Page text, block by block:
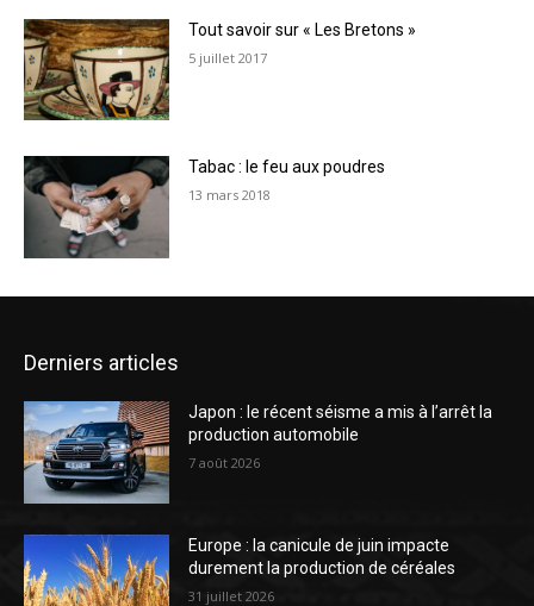
Tout savoir sur « Les Bretons »
5 juillet 2017
Tabac : le feu aux poudres
13 mars 2018
Derniers articles
Japon : le récent séisme a mis à l’arrêt la
production automobile
7 août 2026
Europe : la canicule de juin impacte
durement la production de céréales
31 juillet 2026